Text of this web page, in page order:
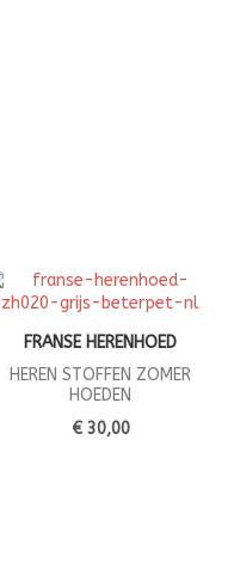
FRANSE HERENHOED
HEREN STOFFEN ZOMER
HOEDEN
€ 30,00